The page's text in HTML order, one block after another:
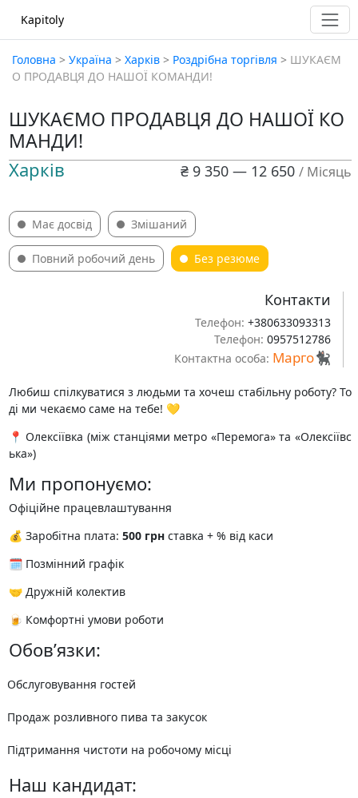
Kapitoly
Головна > Україна > Харків > Роздрібна торгівля > ШУКАЄМ
О ПРОДАВЦЯ ДО НАШОЇ КОМАНДИ!
ШУКАЄМО ПРОДАВЦЯ ДО НАШОЇ КО
МАНДИ!
₴ 9 350 — 12 650 / Місяць
Харків
Має досвід Змішаний
Повний робочий день Без резюме
Контакти
Телефон: +380633093313
Телефон: 0957512786
Контактна особа: Марго🐈‍⬛
Любиш спілкуватися з людьми та хочеш стабільну роботу? То
ді ми чекаємо саме на тебе! 💛
📍 Олексіївка (між станціями метро «Перемога» та «Олексіївс
ька»)
Ми пропонуємо:
Офіційне працевлаштування
💰 Заробітна плата: 500 грнставка + % від каси
🗓 Позмінний графік
🤝 Дружній колектив
🍺 Комфортні умови роботи
Обов’язки:
Обслуговування гостей
Продаж розливного пива та закусок
Підтримання чистоти на робочому місці
Наш кандидат: